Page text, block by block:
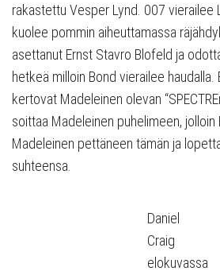
rakastettu Vesper Lynd. 007 vierailee
kuolee pommin aiheuttamassa
asettanut Ernst Stavro Blofeld ja
hetkeä milloin Bond vierailee
kertovat Madeleinen olevan
soittaa Madeleinen puhelimeen, jolloin
Madeleinen pettäneen tämän ja
suhteensa.
Daniel
Craig
elokuvassa